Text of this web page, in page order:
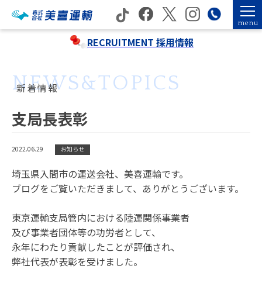
menu
RECRUITMENT 採用情報
NEWS&TOPICS
新着情報
支局長表彰
2022.06.29 お知らせ
埼玉県入間市の運送会社、美喜運輸です。
ブログをご覧いただきまして、ありがとうございます。
東京運輸支局管内における陸運関係事業者
及び事業者団体等の功労者として、
永年にわたり貢献したことが評価され、
弊社代表が表彰を受けました。